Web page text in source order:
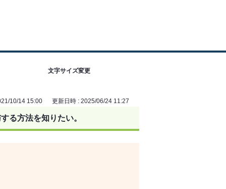
文字サイズ変更
10/14 15:00 更新日時 : 2025/06/24 11:27
る方法を知りたい。